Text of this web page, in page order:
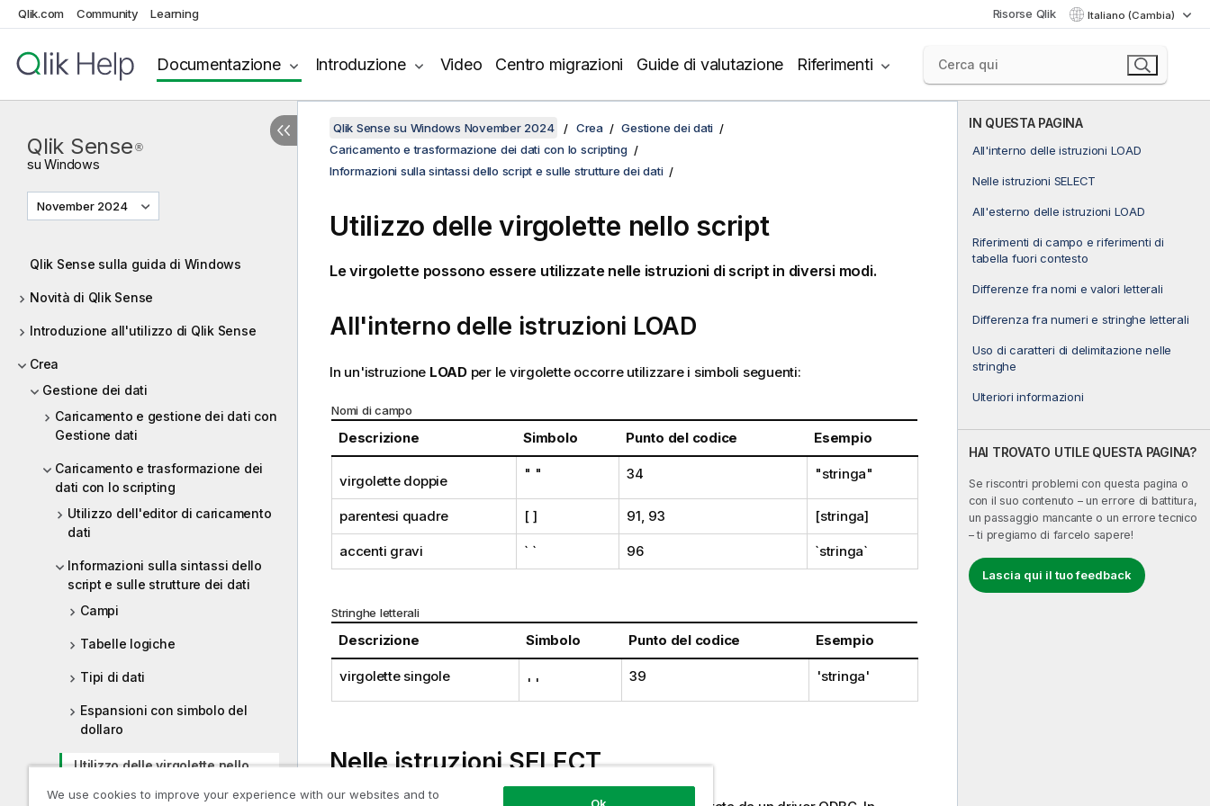
Qlik.com Community Learning Risorse Qlik Italiano (Cambia)
Documentazione Introduzione Video Centro migrazioni Guide di valutazione Riferimenti
Qlik Sense ®
suWindows
November 2024
Qlik Sense sulla guida di Windows
Novità di Qlik Sense
Introduzione all'utilizzo di Qlik Sense
Crea
Gestione dei dati
Caricamento e gestione dei dati con
Gestione dati
Caricamento e trasformazione dei
dati con lo scripting
Utilizzo dell'editor di caricamento
dati
Informazioni sulla sintassi dello
script e sulle strutture dei dati
Campi
Tabelle logiche
Tipi di dati
Espansioni con simbolo del
dollaro
Utilizzo delle virgolette nello
IN QUESTA PAGINA
All'interno delle istruzioni LOAD
Nelle istruzioni SELECT
All'esterno delle istruzioni LOAD
Riferimenti di campo e riferimenti di
tabella fuori contesto
Differenze fra nomi e valori letterali
Differenza fra numeri e stringhe letterali
Uso di caratteri di delimitazione nelle
stringhe
Ulteriori informazioni
HAI TROVATO UTILE QUESTA PAGINA?
Se riscontri problemi con questa pagina o
con il suo contenuto – un errore di battitura,
un passaggio mancante o un errore tecnico
– ti pregiamo di farcelo sapere!
Lascia qui il tuo feedback
Qlik Sense su Windows November 2024 Crea
Gestione dei dati
Caricamento e trasformazione dei dati con lo scripting
Informazioni sulla sintassi dello script e sulle strutture dei dati
Utilizzo delle virgolette nello script
Le virgolette possono essere utilizzate nelle istruzioni di script in diversi modi.
All'interno delle istruzioni LOAD
In un'istruzione LOADper le virgolette occorre utilizzare i simboli seguenti:
Nomi di campo
Descrizione Simbolo Punto del codice Esempio
virgolette doppie " " 34 "stringa"
parentesi quadre [ ] 91, 93 [stringa]
accenti gravi ` ` 96 `stringa`
Stringhe letterali
Descrizione Simbolo Punto del codice Esempio
virgolette singole ' ' 39 'stringa'
Nelle istruzioniSELECT
We use cookies to improve your experience with our websites and to